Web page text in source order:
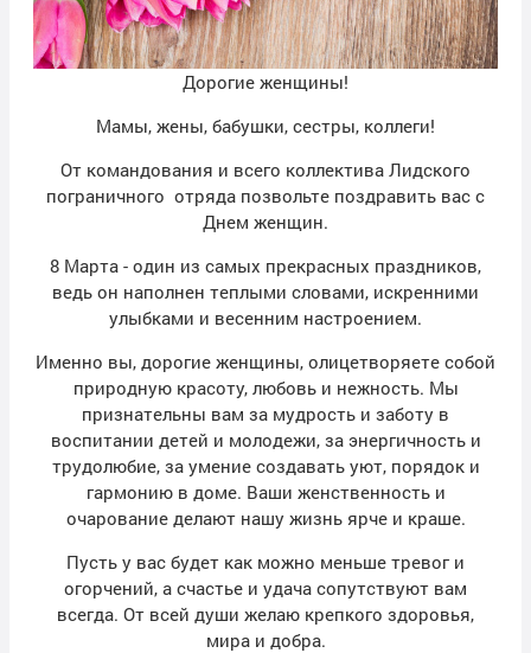
Дорогие женщины!
Мамы, жены, бабушки, сестры, коллеги!
От командования и всего коллектива Лидского
пограничного отряда позвольте поздравить вас с
Днем женщин.
8 Марта - один из самых прекрасных праздников,
ведь он наполнен теплыми словами, искренними
улыбками и весенним настроением.
Именно вы, дорогие женщины, олицетворяете собой
природную красоту, любовь и нежность. Мы
признательны вам за мудрость и заботу в
воспитании детей и молодежи, за энергичность и
трудолюбие, за умение создавать уют, порядок и
гармонию в доме. Ваши женственность и
очарование делают нашу жизнь ярче и краше.
Пусть у вас будет как можно меньше тревог и
огорчений, а счастье и удача сопутствуют вам
всегда. От всей души желаю крепкого здоровья,
мира и добра.